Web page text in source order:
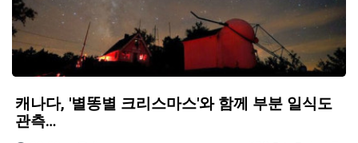
캐나다, '별똥별 크리스마스'와 함께 부분 일식도
관측…